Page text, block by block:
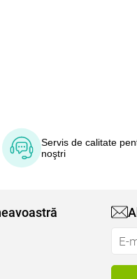
Servis de calitate
noştri